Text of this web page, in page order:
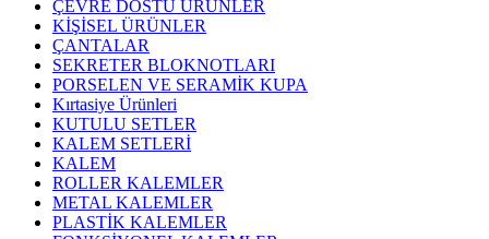
ÇEVRE DOSTU ÜRÜNLER
KİŞİSEL ÜRÜNLER
ÇANTALAR
SEKRETER BLOKNOTLARI
PORSELEN VE SERAMİK KUPA
Kırtasiye Ürünleri
KUTULU SETLER
KALEM SETLERİ
KALEM
ROLLER KALEMLER
METAL KALEMLER
PLASTİK KALEMLER